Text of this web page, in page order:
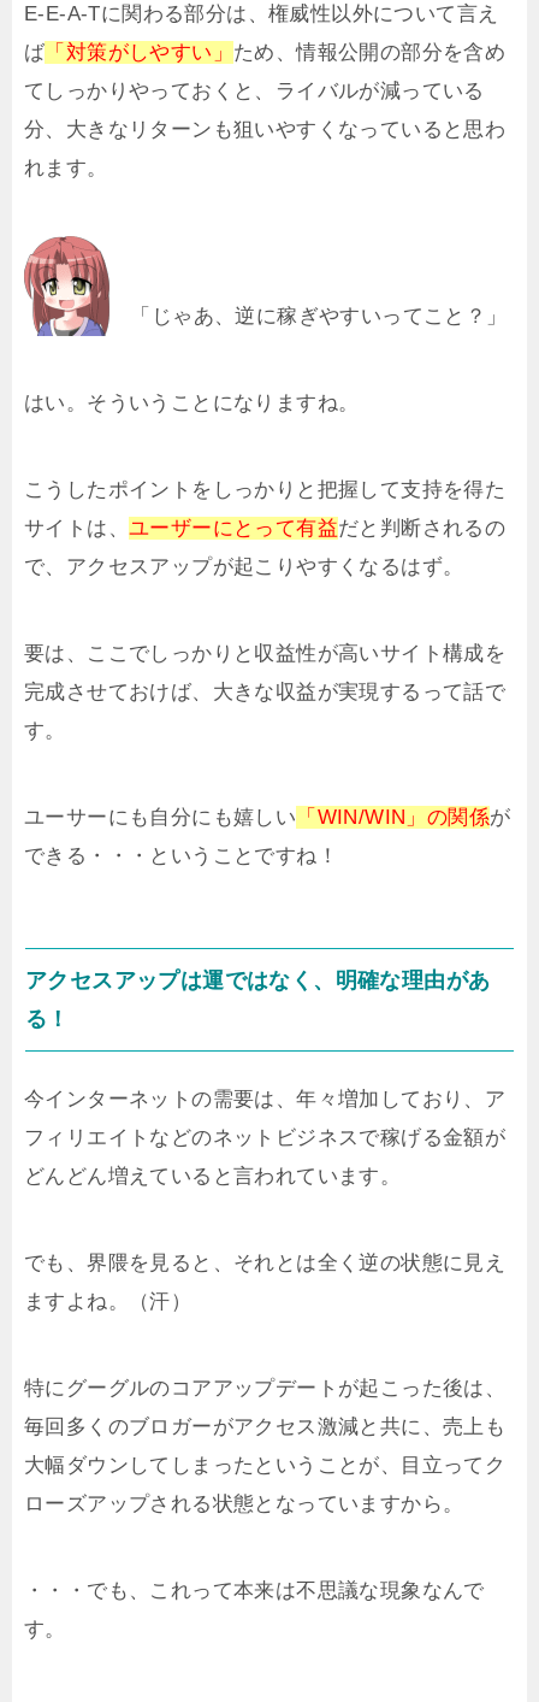
E-E-A-Tに関わる部分は、権威性以外について言え
ば 「対策がしやすい」 ため、情報公開の部分を含め
てしっかりやっておくと、ライバルが減っている
分、大きなリターンも狙いやすくなっていると思わ
れます。
「じゃあ、逆に稼ぎやすいってこと？」
はい。そういうことになりますね。
こうしたポイントをしっかりと把握して支持を得た
サイトは、 ユーザーにとって有益だと判断されるの
で、アクセスアップが起こりやすくなるはず。
要は、ここでしっかりと収益性が高いサイト構成を
完成させておけば、大きな収益が実現するって話で
す。
ユーサーにも自分にも嬉しい 「WIN/WIN」の関係が
できる・・・ということですね！
アクセスアップは運ではなく、明確な理由があ
る！
今インターネットの需要は、年々増加しており、ア
フィリエイトなどのネットビジネスで稼げる金額が
どんどん増えていると言われています。
でも、界隈を見ると、それとは全く逆の状態に見え
ますよね。（汗）
特にグーグルのコアアップデートが起こった後は、
毎回多くのブロガーがアクセス激減と共に、売上も
大幅ダウンしてしまったということが、目立ってク
ローズアップされる状態となっていますから。
・・・でも、これって本来は不思議な現象なんで
す。